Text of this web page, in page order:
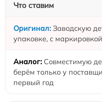
Что ставим
Заводскую
упаковке, с
Совместимую
берём только у
первый год